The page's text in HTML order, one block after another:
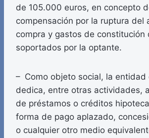
de 105.000 euros, en concepto
compensación por la ruptura del
compra y gastos de constitución
soportados por la optante.
– Como objeto social, la entidad
dedica, entre otras actividades,
de préstamos o créditos
forma de pago aplazado,
o cualquier otro medio